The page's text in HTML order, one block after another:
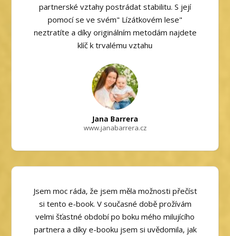
partnerské vztahy postrádat stabilitu. S její
pomocí se ve svém" Lízátkovém lese"
neztratíte a díky originálním metodám najdete
klíč k trvalému vztahu
Jana Barrera
www.janabarrera.cz
Jsem moc ráda, že jsem měla možnosti přečíst
si tento e-book. V současné době prožívám
velmi šťastné období po boku mého milujícího
partnera a díky e-booku jsem si uvědomila, jak